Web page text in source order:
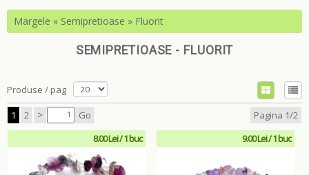
Margele » Semipretioase » Fluorit
SEMIPRETIOASE - FLUORIT
Produse / pag
1 2 > Go
Pagina 1/2
8.00 Lei / 1 buc
9.00 Lei / 1 buc